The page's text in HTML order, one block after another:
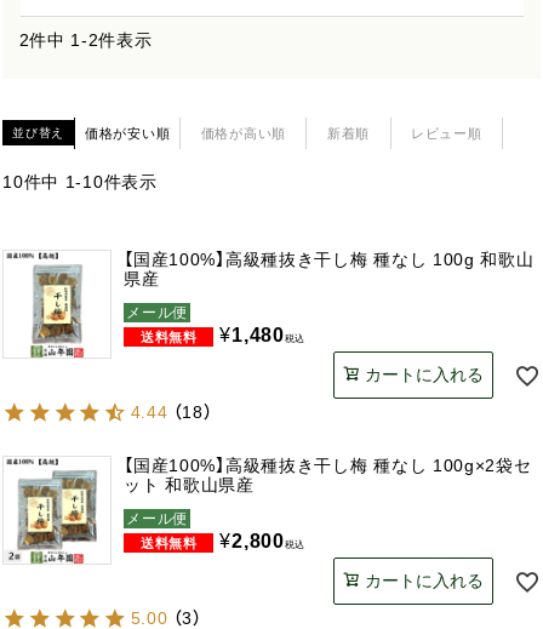
2件中 1-2件表示
並び替え 価格が安い順 価格が高い順 新着順 レビュー順
10件中 1-10件表示
【国産100%】高級種抜き干し梅 種なし 100g 和歌山
県産
メール便
¥1,480税込
カートに入れる
4.44 （18）
【国産100%】高級種抜き干し梅 種なし 100g×2袋セ
ット 和歌山県産
メール便
¥2,800税込
カートに入れる
5.00 （3）